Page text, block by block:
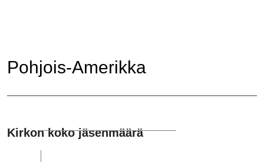
Pohjois-Amerikka
Kirkon koko jäsenmäärä